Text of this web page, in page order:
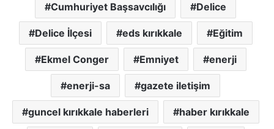
Cumhuriyet Başsavcılığı Delice
Delice İlçesi eds kırıkkale Eğitim
Ekmel Conger Emniyet enerji
enerji-sa gazete iletişim
guncel kırıkkale haberleri haber kırıkkale